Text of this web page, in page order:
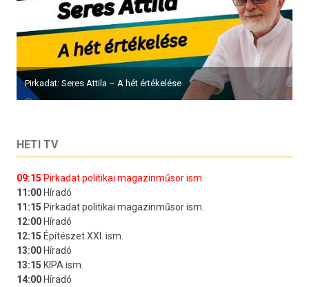
Pirkadat: Seres Attila – A hét értékelése
HETI TV